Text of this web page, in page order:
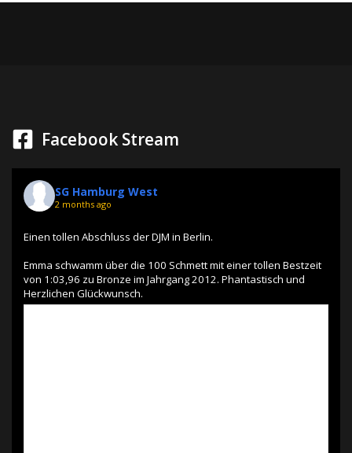
Facebook Stream
SG Hamburg West
2 months ago
Einen tollen Abschluss der DJM in Berlin.
Emma schwamm über die 100 Schmett mit einer tollen Bestzeit
von 1:03,96 zu Bronze im Jahrgang 2012. Phantastisch und
Herzlichen Glückwunsch.